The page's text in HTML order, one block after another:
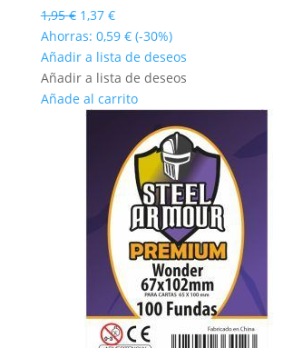
1,95€ El
precio
original
era:
1,95 €.
1,37 €El
precio
actual
es:
1,37 €.
Ahorras: 0,59 € (-30%)
Añadir a lista de deseos
Añadir a lista de deseos
Añade al carrito